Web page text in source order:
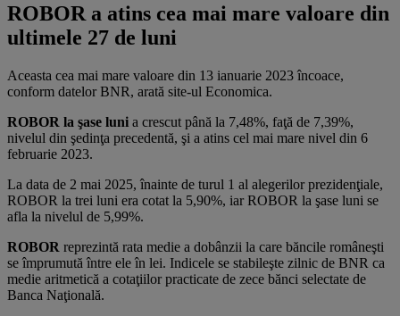
ROBOR a atins cea mai mare valoare din
ultimele 27 de luni
Aceasta cea mai mare valoare din 13 ianuarie 2023 încoace,
conform datelor BNR, arată site-ul Economica.
ROBOR la şase luni a crescut până la 7,48%, faţă de 7,39%,
nivelul din şedinţa precedentă, şi a atins cel mai mare nivel din 6
februarie 2023.
La data de 2 mai 2025, înainte de turul 1 al alegerilor prezidenţiale,
ROBOR la trei luni era cotat la 5,90%, iar ROBOR la şase luni se
afla la nivelul de 5,99%.
ROBOR reprezintă rata medie a dobânzii la care băncile româneşti
se împrumută între ele în lei. Indicele se stabileşte zilnic de BNR ca
medie aritmetică a cotaţiilor practicate de zece bănci selectate de
Banca Naţională.